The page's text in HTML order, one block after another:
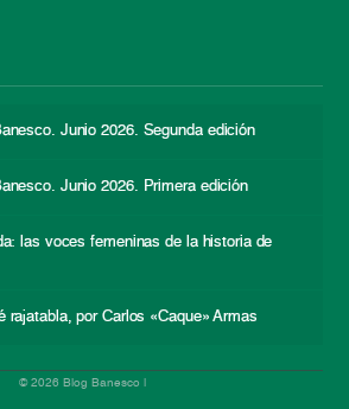
Junio 2026. Segunda edición
Junio 2026. Primera edición
las voces femeninas de la historia de
rajatabla, por Carlos «Caque» Armas
© 2026 Blog Banesco |